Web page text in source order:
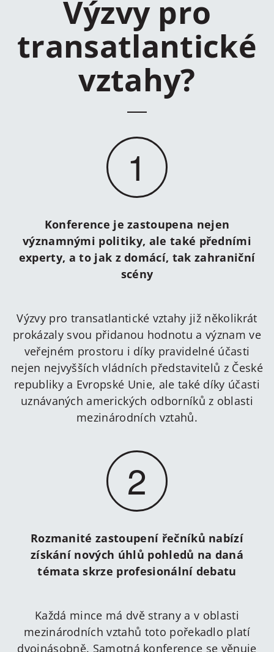
Výzvy pro
transatlantické
vztahy?
1
Konference je zastoupena nejen
významnými politiky, ale také předními
experty, a to jak z domácí, tak zahraniční
scény
Výzvy pro transatlantické vztahy již několikrát
prokázaly svou přidanou hodnotu a význam ve
veřejném prostoru i díky pravidelné účasti
nejen nejvyšších vládních představitelů z České
republiky a Evropské Unie, ale také díky účasti
uznávaných amerických odborníků z oblasti
mezinárodních vztahů.
2
Rozmanité zastoupení řečníků nabízí
získání nových úhlů pohledů na daná
témata skrze profesionální debatu
Každá mince má dvě strany a v oblasti
mezinárodních vztahů toto pořekadlo platí
dvojnásobně. Samotná konference se věnuje